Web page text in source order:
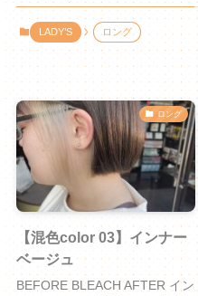
LADY’S ロング
ロング
【混色color 03】インナー
ベージュ
BEFORE BLEACH AFTER イン